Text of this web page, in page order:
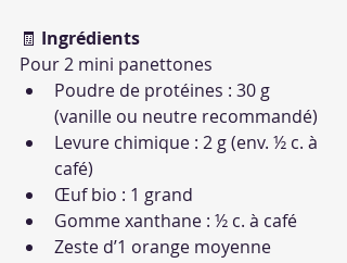
🧾 Ingrédients
Pour 2 mini panettones
Poudre de protéines : 30 g
(vanille ou neutre recommandé)
Levure chimique : 2 g (env. ½ c. à
café)
Œuf bio : 1 grand
Gomme xanthane : ½ c. à café
Zeste d’1 orange moyenne